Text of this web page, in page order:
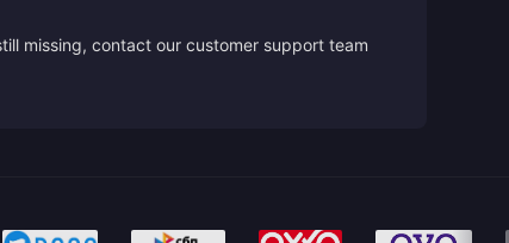
missing, contact our customer support team